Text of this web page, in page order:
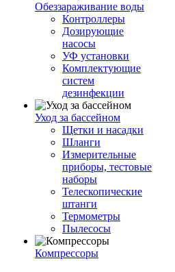
Обеззараживание воды
Контроллеры
Дозирующие
насосы
УФ установки
Комплектующие
систем
дезинфекции
Уход за бассейном
Щетки и насадки
Шланги
Измерительные
приборы, тестовые
наборы
Телескопические
штанги
Термометры
Пылесосы
Компрессоры